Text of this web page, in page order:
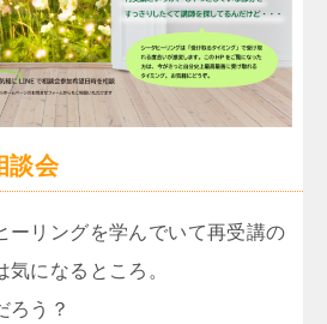
談会
ーリングを学んでいて再受講の
になるところ。
ろう？